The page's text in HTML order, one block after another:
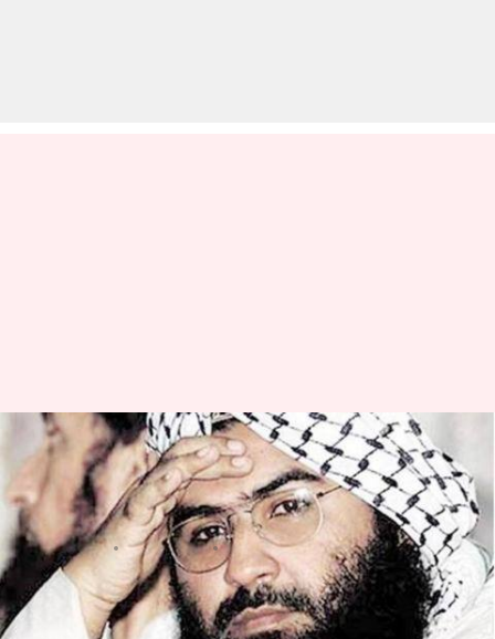
आतंकी मसूद अजहर पर बड़ी
कार्रवाई, फ्रांस करेगा जैश की सारी
संपत्ति जब्त
लेखन प्रमोद कुमार Mar 15, 2019 01:47 pm
क्या है खबर?